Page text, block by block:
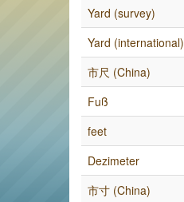
Yard (survey)
Yard (international)
市尺 (China)
Fuß
feet
Dezimeter
市寸 (China)